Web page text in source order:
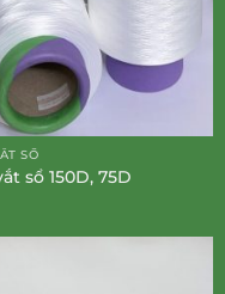
SỔ
sổ 150D, 75D